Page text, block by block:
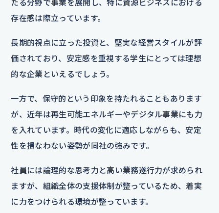
たる分野で事業を展開し、特に資源ビジネスにおける
存在感は際立っています。
長期的視点に立った投資と、堅実な経営スタイルが評
価されており、安定感を重視する学生にとっては理想
的な企業といえるでしょう。
一方で、保守的という印象を持たれることもあります
が、近年は再生可能エネルギーやデジタル事業にも力
を入れています。時代の変化に適応しながらも、安定
性を損なわない姿勢が同社の強みです。
社員には論理的な思考力と高い業務遂行力が求められ
ますが、組織全体の支援体制が整っているため、着実
に力をつけられる環境が整っています。